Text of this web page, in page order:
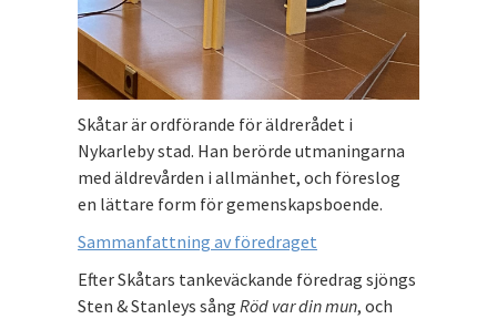
Skåtar är ordförande för äldrerådet i
Nykarleby stad. Han berörde utmaningarna
med äldrevården i allmänhet, och föreslog
en lättare form för gemenskapsboende.
Sammanfattning av föredraget
Efter Skåtars tankeväckande föredrag sjöngs
Sten & Stanleys sång Röd var din mun, och